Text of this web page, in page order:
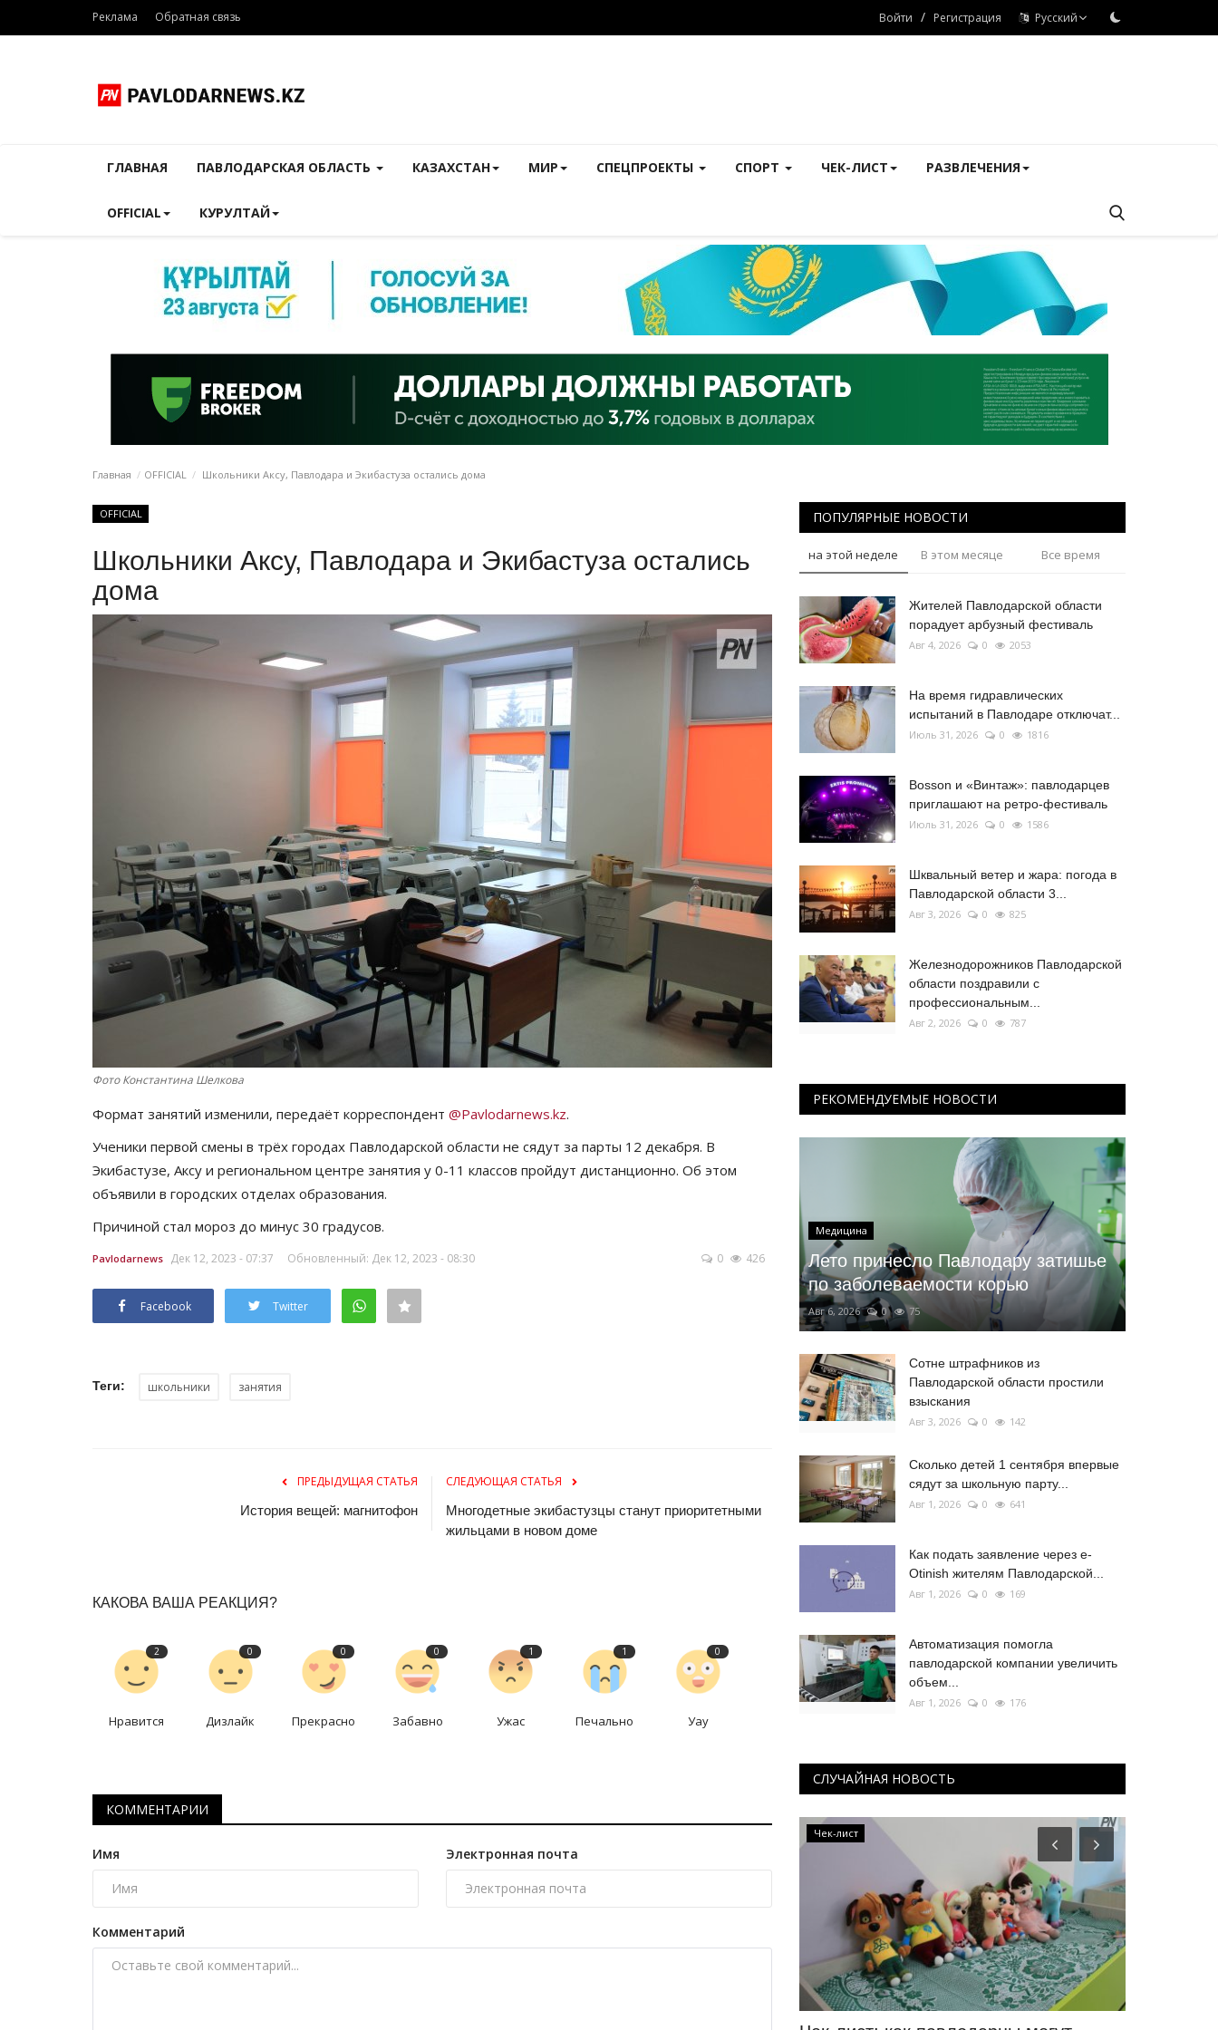
Реклама Обратная связь Войти / Регистрация Русский
ГЛАВНАЯ ПАВЛОДАРСКАЯ ОБЛАСТЬ КАЗАХСТАН МИР СПЕЦПРОЕКТЫ СПОРТ ЧЕК-ЛИСТ РАЗВЛЕЧЕНИЯ
OFFICIAL КУРУЛТАЙ
Главная OFFICIAL Школьники Аксу, Павлодара и Экибастуза остались дома
OFFICIAL
Школьники Аксу, Павлодара и Экибастуза остались
дома
Фото Константина Шелкова
Формат занятий изменили, передаёт корреспондент @Pavlodarnews.kz.
Ученики первой смены в трёх городах Павлодарской области не сядут за парты 12 декабря. В
Экибастузе, Аксу и региональном центре занятия у 0-11 классов пройдут дистанционно. Об этом
объявили в городских отделах образования.
Причиной стал мороз до минус 30 градусов.
Pavlodarnews Дек 12, 2023 - 07:37 Обновленный: Дек 12, 2023 - 08:30 0 426
Facebook Twitter
Теги: школьники занятия
ПРЕДЫДУЩАЯ СТАТЬЯ
История вещей: магнитофон
СЛЕДУЮЩАЯ СТАТЬЯ
Многодетные экибастузцы станут приоритетными
жильцами в новом доме
КАКОВА ВАША РЕАКЦИЯ?
2
Нравится
0
Дизлайк
0
Прекрасно
0
Забавно
1
Ужас
1
Печально
0
Уау
КОММЕНТАРИИ
Имя Электронная почта
Комментарий
ПОПУЛЯРНЫЕ НОВОСТИ
на этой неделе В этом месяце Все время
Жителей Павлодарской области
порадует арбузный фестиваль
Авг 4, 2026 0 2053
На время гидравлических
испытаний в Павлодаре отключат...
Июль 31, 2026 0 1816
Bosson и «Винтаж»: павлодарцев
приглашают на ретро-фестиваль
Июль 31, 2026 0 1586
Шквальный ветер и жара: погода в
Павлодарской области 3...
Авг 3, 2026 0 825
Железнодорожников Павлодарской
области поздравили с
профессиональным...
Авг 2, 2026 0 787
РЕКОМЕНДУЕМЫЕ НОВОСТИ
Медицина
Лето принесло Павлодару затишье
по заболеваемости корью
Авг 6, 2026 0 75
Сотне штрафников из
Павлодарской области простили
взыскания
Авг 3, 2026 0 142
Сколько детей 1 сентября впервые
сядут за школьную парту...
Авг 1, 2026 0 641
Как подать заявление через e-
Otinish жителям Павлодарской...
Авг 1, 2026 0 169
Автоматизация помогла
павлодарской компании увеличить
объем...
Авг 1, 2026 0 176
СЛУЧАЙНАЯ НОВОСТЬ
Чек-лист